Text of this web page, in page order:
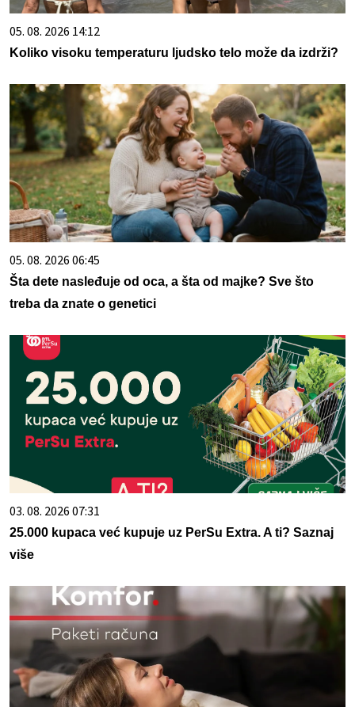
05. 08. 2026 14:12
Koliko visoku temperaturu ljudsko telo može da izdrži?
05. 08. 2026 06:45
Šta dete nasleđuje od oca, a šta od majke? Sve što
treba da znate o genetici
03. 08. 2026 07:31
25.000 kupaca već kupuje uz PerSu Extra. A ti? Saznaj
više